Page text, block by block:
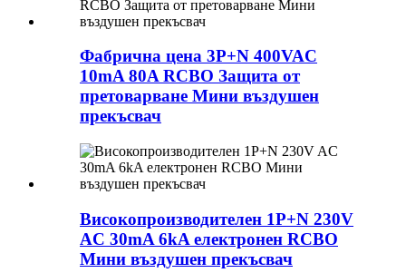
Фабрична цена 3P+N 400VAC
10mA 80A RCBO Защита от
претоварване Мини въздушен
прекъсвач
Високопроизводителен 1P+N 230V
AC 30mA 6kA електронен RCBO
Мини въздушен прекъсвач